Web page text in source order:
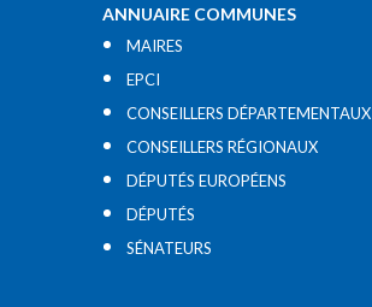
ANNUAIRE COMMUNES
MAIRES
EPCI
CONSEILLERS DÉPARTEMENTAUX
CONSEILLERS RÉGIONAUX
DÉPUTÉS EUROPÉENS
DÉPUTÉS
SÉNATEURS